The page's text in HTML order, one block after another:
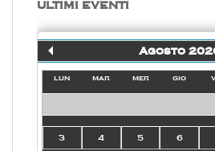
ULTIMI EVENTI
Agosto
lun mar mer gio
3 4 5 6